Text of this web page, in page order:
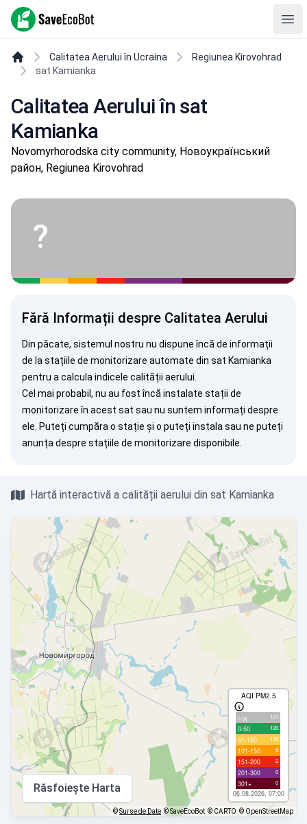
SaveEcoBot
Calitatea Aerului în Ucraina
Regiunea Kirovohrad
sat Kamianka
Calitatea Aerului în sat
Kamianka
Novomyrhorodska city community, Новоукраїнський
район, Regiunea Kirovohrad
?
Fără Informații despre Calitatea Aerului
Din păcate, sistemul nostru nu dispune încă de informații
de la stațiile de monitorizare automate din sat Kamianka
pentru a calcula indicele calității aerului.
Cel mai probabil, nu au fost încă instalate stații de
monitorizare în acest sat sau nu suntem informați despre
ele. Puteți cumpăra o stație și o puteți instala sau ne puteți
anunța despre stațiile de monitorizare disponibile.
Hartă interactivă a calității aerului din sat Kamianka
AQI PM2.5
с/д 101
0-50 120
51-100 118
101-150 8
151-200 2
201-300 0
301+ 0
06.08.2026, 07:00
Răsfoiește Harta
©Surse de Date © SaveEcoBot © CARTO © OpenStreetMap